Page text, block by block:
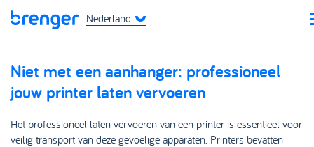
Nederland
Niet met een aanhanger: professioneel
jouw printer laten vervoeren
Het professioneel laten vervoeren van een printer is essentieel voor
veilig transport van deze gevoelige apparaten. Printers bevatten